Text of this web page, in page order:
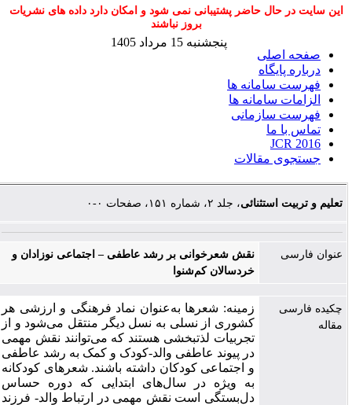
این سایت در حال حاضر پشتیبانی نمی شود و امکان دارد داده های نشریات
بروز نباشند
صفحه اصلی
درباره پایگاه
فهرست سامانه ها
الزامات سامانه ها
فهرست سازمانی
تماس با ما
JCR 2016
جستجوی مقالات
پنجشنبه 15 مرداد 1405
تعلیم و تربیت استثنائی، جلد ۲، شماره ۱۵۱، صفحات ۰-۰
عنوان فارسی
نقش شعرخوانی بر رشد عاطفی – اجتماعی نوزادان و
خردسالان کم‌شنوا
چکیده فارسی
مقاله
زمینه: شعرها به‌عنوان نماد فرهنگی و ارزشی هر
کشوری از نسلی ‌به نسل دیگر منتقل می‌شود و از
تجربیات لذت­بخشی هستند که می‌توانند نقش مهمی
در پیوند عاطفی والد-کودک و کمک به رشد عاطفی
و اجتماعی کودکان داشته باشند. شعرهای کودکانه
به ویژه در سال‌های ابتدایی که دوره حساس
دل‌بستگی است نقش مهمی در ارتباط والد- فرزند